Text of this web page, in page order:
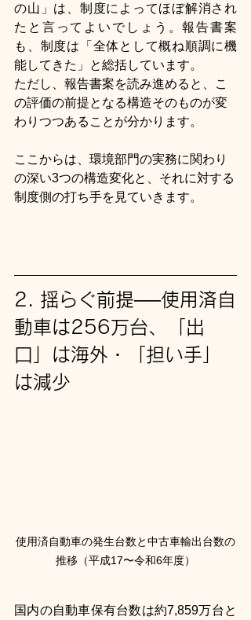
の山」は、制度によってほぼ解消され
たと言ってよいでしょう。報告書案
も、制度は「全体として概ね順調に機
能してきた」と総括しています。
ただし、報告書案を読み進めると、こ
の評価の前提となる構造そのものが変
わりつつあることが分かります。
ここからは、環境部門の実務に関わり
の深い3つの構造変化と、それに対する
制度側の打ち手を見ていきます。
2. 揺らぐ前提──使用済自
動車は256万台、「出
口」は海外・「担い手」
は減少
使用済自動車の発生台数と中古車輸出台数の
推移（平成17〜令和6年度）
国内の自動車保有台数は約7,859万台と